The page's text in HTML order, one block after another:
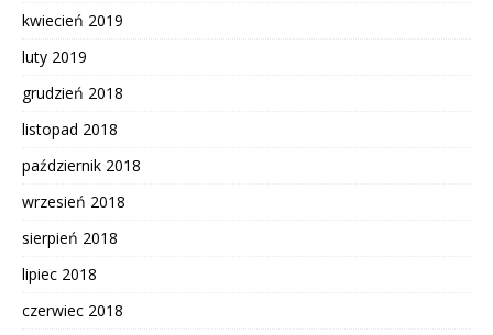
kwiecień 2019
luty 2019
grudzień 2018
listopad 2018
październik 2018
wrzesień 2018
sierpień 2018
lipiec 2018
czerwiec 2018